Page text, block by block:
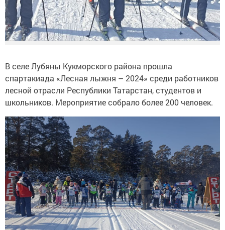
В селе Лубяны Кукморского района прошла
спартакиада «Лесная лыжня – 2024» среди работников
лесной отрасли Республики Татарстан, студентов и
школьников. Мероприятие собрало более 200 человек.